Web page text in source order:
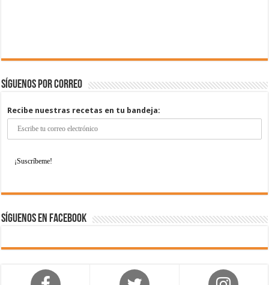
Síguenos por correo
Recibe nuestras recetas en tu bandeja:
Síguenos en Facebook